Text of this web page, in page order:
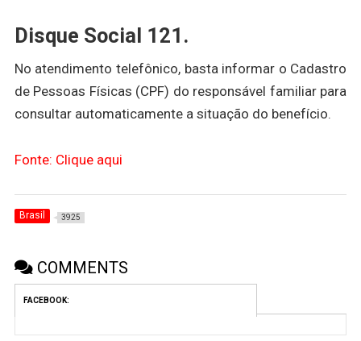
Disque Social 121.
No atendimento telefônico, basta informar o Cadastro
de Pessoas Físicas (CPF) do responsável familiar para
consultar automaticamente a situação do benefício.
Fonte: Clique aqui
Brasil 3925
COMMENTS
FACEBOOK: